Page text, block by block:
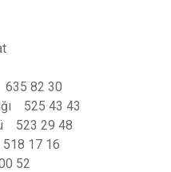
635 82 30
525 43 43
523 29 48
518 17 16
00 52